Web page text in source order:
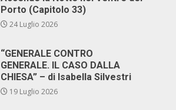
Porto (Capitolo 33)
24 Luglio 2026
“GENERALE CONTRO
GENERALE. IL CASO DALLA
CHIESA” – di Isabella Silvestri
19 Luglio 2026